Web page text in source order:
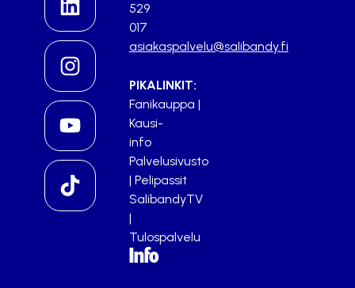
529
017
asiakaspalvelu@salibandy.fi
PIKALINKIT:
Fanikauppa |
Kausi-
info
Palvelusivusto
| Pelipassit
SalibandyTV
|
Tulospalvelu
Info